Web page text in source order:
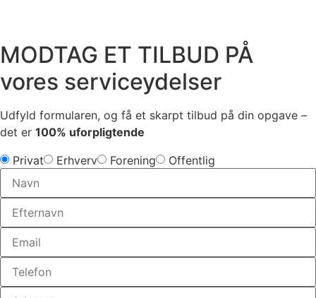
MODTAG ET TILBUD PÅ
vores serviceydelser
Udfyld formularen, og få et skarpt tilbud på din opgave –
det er 100% uforpligtende
Privat Erhverv Forening Offentlig